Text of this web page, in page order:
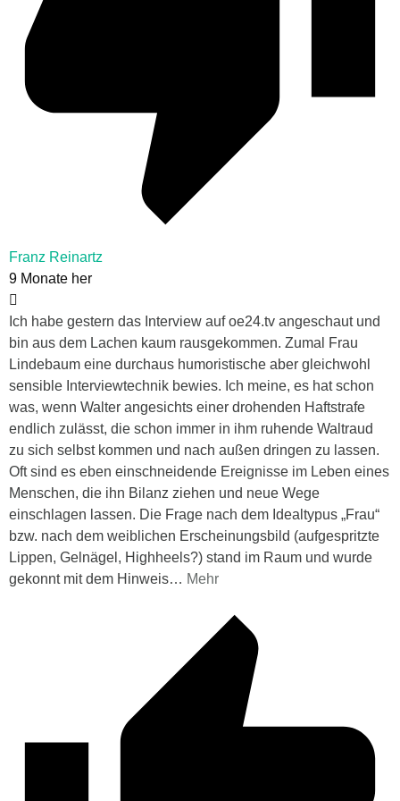
Franz Reinartz
9 Monate her
Ich habe gestern das Interview auf oe24.tv angeschaut und
bin aus dem Lachen kaum rausgekommen. Zumal Frau
Lindebaum eine durchaus humoristische aber gleichwohl
sensible Interviewtechnik bewies. Ich meine, es hat schon
was, wenn Walter angesichts einer drohenden Haftstrafe
endlich zulässt, die schon immer in ihm ruhende Waltraud
zu sich selbst kommen und nach außen dringen zu lassen.
Oft sind es eben einschneidende Ereignisse im Leben eines
Menschen, die ihn Bilanz ziehen und neue Wege
einschlagen lassen. Die Frage nach dem Idealtypus „Frau“
bzw. nach dem weiblichen Erscheinungsbild (aufgespritzte
Lippen, Gelnägel, Highheels?) stand im Raum und wurde
gekonnt mit dem Hinweis… Mehr